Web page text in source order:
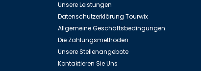
Unsere Leistungen
Datenschutzerklärung Tourwix
Allgemeine Geschäftsbedingungen
Die Zahlungsmethoden
Unsere Stellenangebote
Kontaktieren Sie Uns